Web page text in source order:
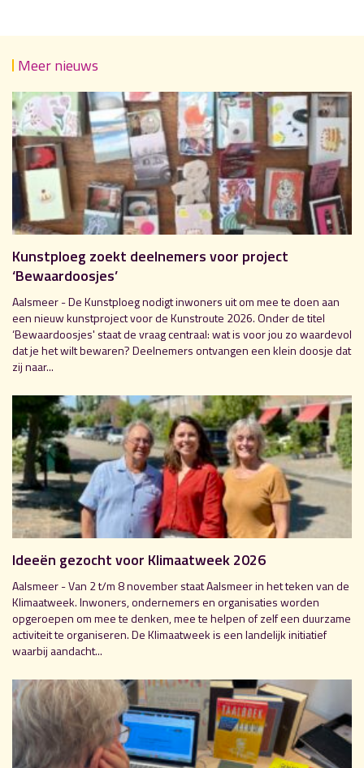
Meer nieuws
Kunstploeg zoekt deelnemers voor project
‘Bewaardoosjes’
Aalsmeer - De Kunstploeg nodigt inwoners uit om mee te doen aan
een nieuw kunstproject voor de Kunstroute 2026. Onder de titel
‘Bewaardoosjes' staat de vraag centraal: wat is voor jou zo waardevol
dat je het wilt bewaren? Deelnemers ontvangen een klein doosje dat
zij naar...
Ideeën gezocht voor Klimaatweek 2026
Aalsmeer - Van 2 t/m 8 november staat Aalsmeer in het teken van de
Klimaatweek. Inwoners, ondernemers en organisaties worden
opgeroepen om mee te denken, mee te helpen of zelf een duurzame
activiteit te organiseren. De Klimaatweek is een landelijk initiatief
waarbij aandacht...